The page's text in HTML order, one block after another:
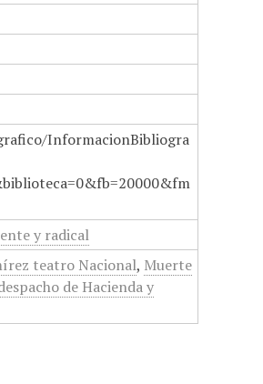
InformacionBibliogra
y radical
teatro Nacional, Muerte
de Hacienda y